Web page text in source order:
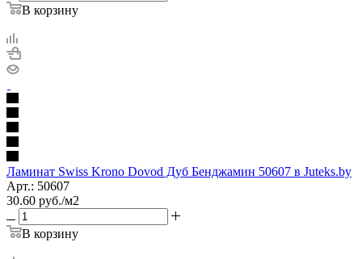
В корзину
Ламинат Swiss Krono Dovod Дуб Бенджамин 50607 в Juteks.by
Арт.: 50607
30.60 руб./м2
В корзину